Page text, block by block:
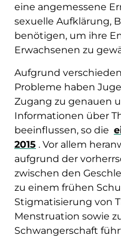
eine angemessene
sexuelle Aufklärung,
benötigen, um ihre
Erwachsenen zu
Aufgrund
Probleme haben
Zugang zu genauen
Informationen über
beeinflussen, so die
2015 . Vor allem
aufgrund der
zwischen den
zu einem frühen
Stigmatisierung von
Menstruation sowie
Schwangerschaft